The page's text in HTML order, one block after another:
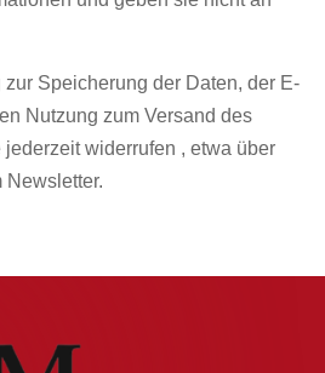
Speicherung der Daten, der E-
Nutzung zum Versand des
widerrufen , etwa über
Newsletter.